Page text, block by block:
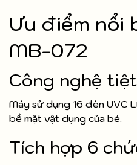
Ưu điểm nổi
MB-072
Công nghệ
Máy sử dụng 16 đèn UVC
bề mặt vật dụng của bé.
Tích hợp 6